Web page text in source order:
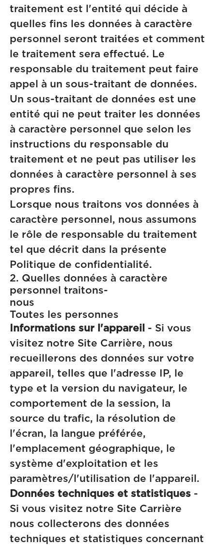
traitement est l'entité qui décide à
quelles fins les données à caractère
personnel seront traitées et comment
le traitement sera effectué. Le
responsable du traitement peut faire
appel à un sous-traitant de données.
Un sous-traitant de données est une
entité qui ne peut traiter les données
à caractère personnel que selon les
instructions du responsable du
traitement et ne peut pas utiliser les
données à caractère personnel à ses
propres fins.
Lorsque nous traitons vos données à
caractère personnel, nous assumons
le rôle de responsable du traitement
tel que décrit dans la présente
Politique de confidentialité.
2. Quelles données à caractère
personnel traitons-
Toutes les personnes
Informations sur l'appareil - Si vous
visitez notre Site Carrière, nous
recueillerons des données sur votre
appareil, telles que l'adresse IP, le
type et la version du navigateur, le
comportement de la session, la
source du trafic, la résolution de
l'écran, la langue préférée,
l'emplacement géographique, le
système d'exploitation et les
paramètres/l'utilisation de l'appareil.
Données techniques et statistiques -
Si vous visitez notre Site Carrière
nous collecterons des données
techniques et statistiques concernant